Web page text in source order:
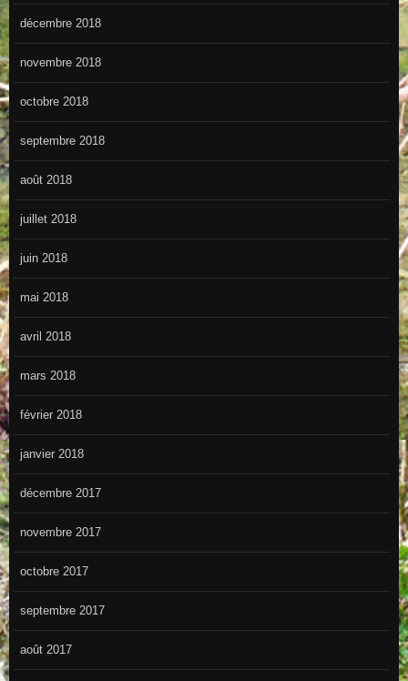
décembre 2018
novembre 2018
octobre 2018
septembre 2018
août 2018
juillet 2018
juin 2018
mai 2018
avril 2018
mars 2018
février 2018
janvier 2018
décembre 2017
novembre 2017
octobre 2017
septembre 2017
août 2017